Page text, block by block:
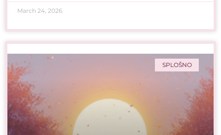
March 24, 2026
SPLOŠNO